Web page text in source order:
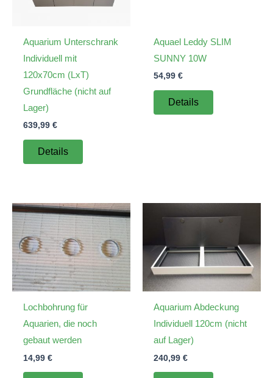
Aquarium Unterschrank
Individuell mit
120x70cm (LxT)
Grundfläche (nicht auf
Lager)
639,99 €
Details
Aquael Leddy SLIM
SUNNY 10W
54,99 €
Details
Lochbohrung für
Aquarien, die noch
gebaut werden
14,99 €
Aquarium Abdeckung
Individuell 120cm (nicht
auf Lager)
240,99 €